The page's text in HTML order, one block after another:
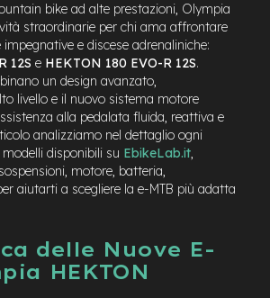
bike ad alte prestazioni, Olympia
straordinarie per chi ama affrontare
e discese adrenaliniche:
12S e HEKTON 180 EVO-R 12S.
un design avanzato,
livello e il nuovo sistema motore
alla pedalata fluida, reattiva e
analizziamo nel dettaglio ogni
disponibili su EbikeLab.it,
motore, batteria,
aiutarti a scegliere la e-MTB più adatta
delle Nuove E-
HEKTON